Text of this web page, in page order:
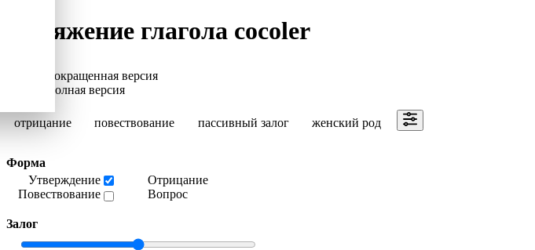
Спряжение глагола cocoler
Сокращенная версия
Полная версия
отрицание повествование пассивный залог женский род
Форма
Утверждение
Повествование
Отрицание
Вопрос
Залог